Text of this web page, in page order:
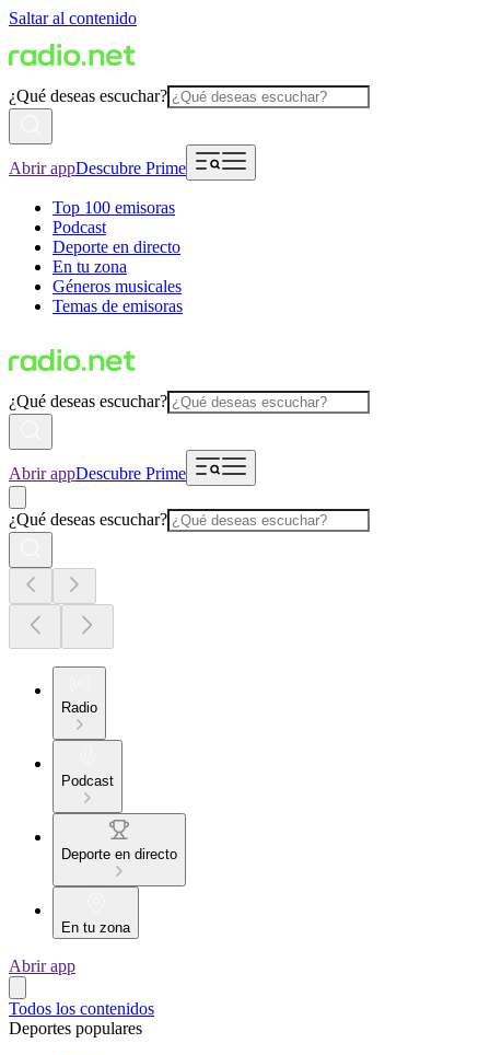
Saltar al contenido
¿Qué deseas escuchar?
Abrir appDescubre Prime
Top 100 emisoras
Podcast
Deporte en directo
En tu zona
Géneros musicales
Temas de emisoras
¿Qué deseas escuchar?
Abrir appDescubre Prime
¿Qué deseas escuchar?
Radio
Podcast
Deporte en directo
En tu zona
Abrir app
Todos los contenidos
Deportes populares